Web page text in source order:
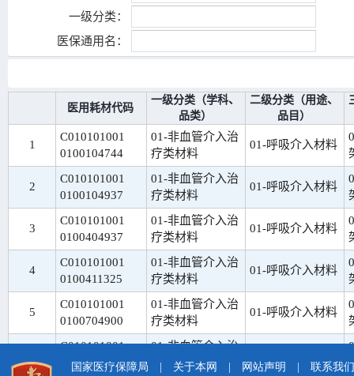
国家医疗保障局 关于本网 网站声明
联系我们